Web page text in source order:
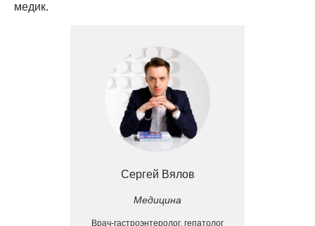
медик.
Сергей Вялов
Медицина
Врач-гастроэнтеролог, гепатолог